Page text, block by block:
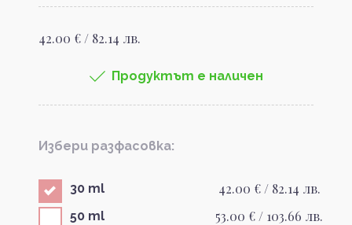
42.00 € / 82.14 лв.
Продуктът е наличен
Избери разфасовка:
30 ml 42.00 € / 82.14 лв.
50 ml 53.00 € / 103.66 лв.